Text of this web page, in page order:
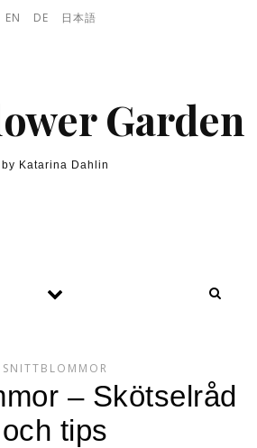
EN DE 日本語
Garden
by Katarina Dahlin
SNITTBLOMMOR
– Skötselråd
och tips